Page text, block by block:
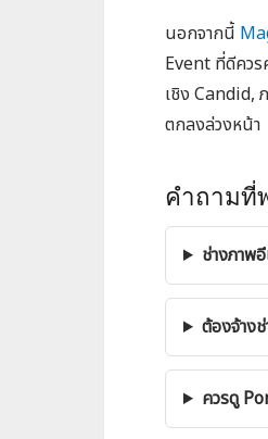
นอกจากนี้
Event ที่ดีควร
เชิง Candid,
ตกลงล่วงหน้า
คำถามที่
ช่างภาพ
ต้องจ้าง
ควรดู